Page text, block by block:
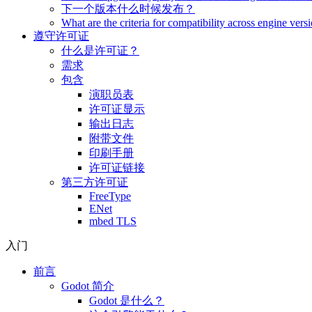
下一个版本什么时候发布？
What are the criteria for compatibility across engine
遵守许可证
什么是许可证？
需求
包含
演职员表
许可证显示
输出日志
附带文件
印刷手册
许可证链接
第三方许可证
FreeType
ENet
mbed TLS
入门
前言
Godot 简介
Godot 是什么？